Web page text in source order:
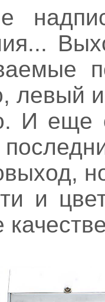
левый
И еще
и